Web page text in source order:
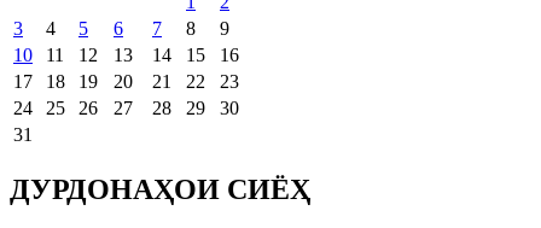
3
4 5 6 7 8
9
10
11 12 13 14 15
16
17
18 19 20 21 22
23
24
25 26 27 28 29
30
31
ДУРДОНАҲОИ СИЁҲ